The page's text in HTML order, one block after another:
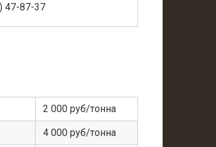
47-87-37
2 000 руб/тонна
4 000 руб/тонна